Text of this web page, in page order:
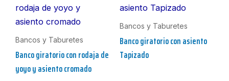
Bancos y Taburetes
Banco giratorio con rodaja de
yoyo y asiento cromado
Bancos y Taburetes
Banco giratorio con asiento
Tapizado